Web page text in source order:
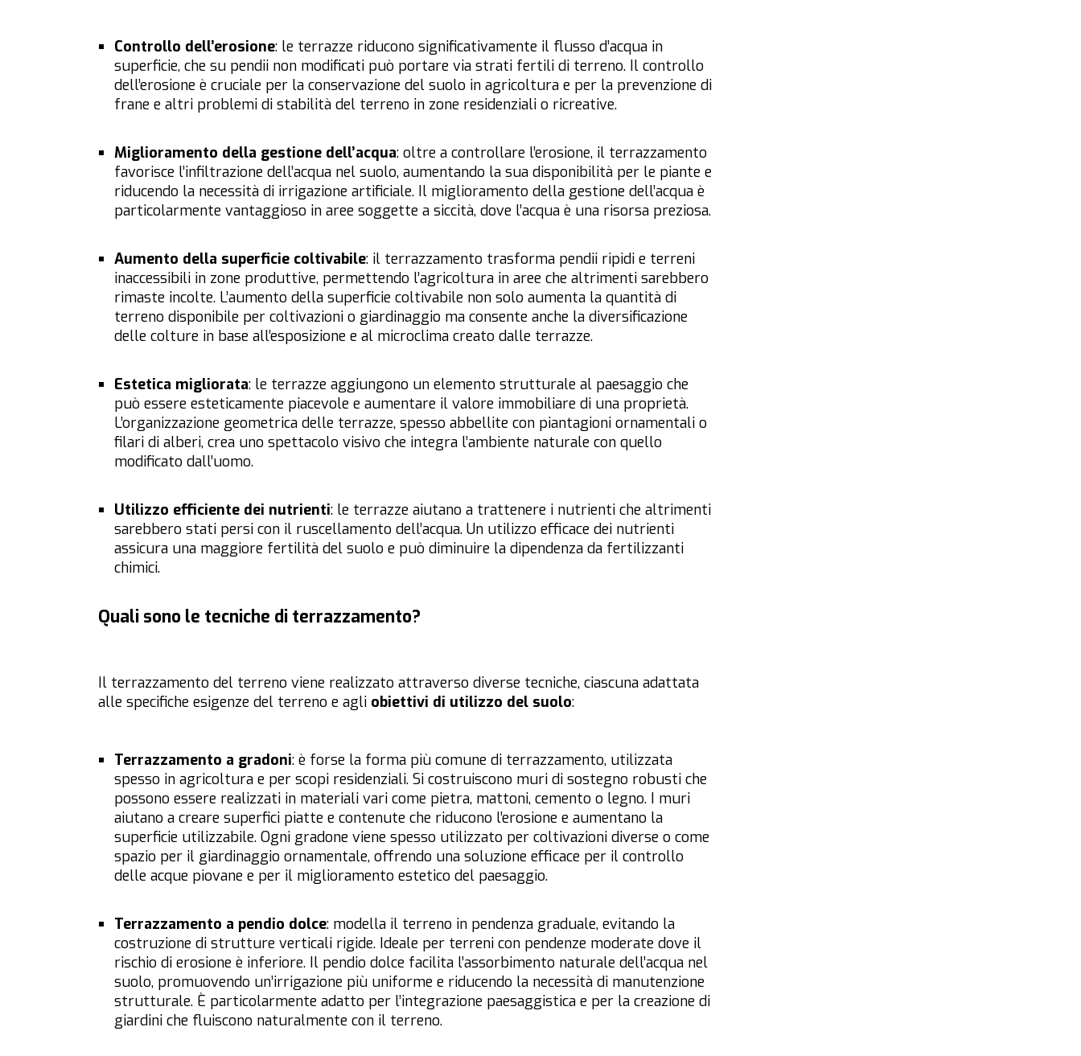
Controllo dell’erosione: le terrazze riducono significativamente il flusso d’acqua in
superficie, che su pendii non modificati può portare via strati fertili di terreno. Il controllo
dell’erosione è cruciale per la conservazione del suolo in agricoltura e per la prevenzione di
frane e altri problemi di stabilità del terreno in zone residenziali o ricreative.
Miglioramento della gestione dell’acqua: oltre a controllare l’erosione, il terrazzamento
favorisce l’infiltrazione dell’acqua nel suolo, aumentando la sua disponibilità per le piante e
riducendo la necessità di irrigazione artificiale. Il miglioramento della gestione dell’acqua è
particolarmente vantaggioso in aree soggette a siccità, dove l’acqua è una risorsa preziosa.
Aumento della superficie coltivabile: il terrazzamento trasforma pendii ripidi e terreni
inaccessibili in zone produttive, permettendo l’agricoltura in aree che altrimenti sarebbero
rimaste incolte. L’aumento della superficie coltivabile non solo aumenta la quantità di
terreno disponibile per coltivazioni o giardinaggio ma consente anche la diversificazione
delle colture in base all’esposizione e al microclima creato dalle terrazze.
Estetica migliorata: le terrazze aggiungono un elemento strutturale al paesaggio che
può essere esteticamente piacevole e aumentare il valore immobiliare di una proprietà.
L’organizzazione geometrica delle terrazze, spesso abbellite con piantagioni ornamentali o
filari di alberi, crea uno spettacolo visivo che integra l’ambiente naturale con quello
modificato dall’uomo.
Utilizzo efficiente dei nutrienti: le terrazze aiutano a trattenere i nutrienti che altrimenti
sarebbero stati persi con il ruscellamento dell’acqua. Un utilizzo efficace dei nutrienti
assicura una maggiore fertilità del suolo e può diminuire la dipendenza da fertilizzanti
chimici.
Quali sono le tecniche di terrazzamento?
Il terrazzamento del terreno viene realizzato attraverso diverse tecniche, ciascuna adattata
alle specifiche esigenze del terreno e agli obiettivi di utilizzo del suolo:
Terrazzamento a gradoni: è forse la forma più comune di terrazzamento, utilizzata
spesso in agricoltura e per scopi residenziali. Si costruiscono muri di sostegno robusti che
possono essere realizzati in materiali vari come pietra, mattoni, cemento o legno. I muri
aiutano a creare superfici piatte e contenute che riducono l’erosione e aumentano la
superficie utilizzabile. Ogni gradone viene spesso utilizzato per coltivazioni diverse o come
spazio per il giardinaggio ornamentale, offrendo una soluzione efficace per il controllo
delle acque piovane e per il miglioramento estetico del paesaggio.
Terrazzamento a pendio dolce: modella il terreno in pendenza graduale, evitando la
costruzione di strutture verticali rigide. Ideale per terreni con pendenze moderate dove il
rischio di erosione è inferiore. Il pendio dolce facilita l’assorbimento naturale dell’acqua nel
suolo, promuovendo un’irrigazione più uniforme e riducendo la necessità di manutenzione
strutturale. È particolarmente adatto per l’integrazione paesaggistica e per la creazione di
giardini che fluiscono naturalmente con il terreno.